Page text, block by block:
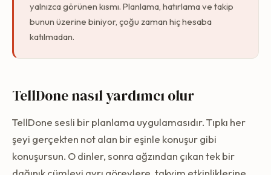
yalnızca görünen kısmı. Planlama, hatırlama ve takip
bunun üzerine biniyor, çoğu zaman hiç hesaba
katılmadan.
TellDone nasıl yardımcı olur
TellDone sesli bir planlama uygulamasıdır. Tıpkı her
şeyi gerçekten not alan bir eşinle konuşur gibi
konuşursun. O dinler, sonra ağzından çıkan tek bir